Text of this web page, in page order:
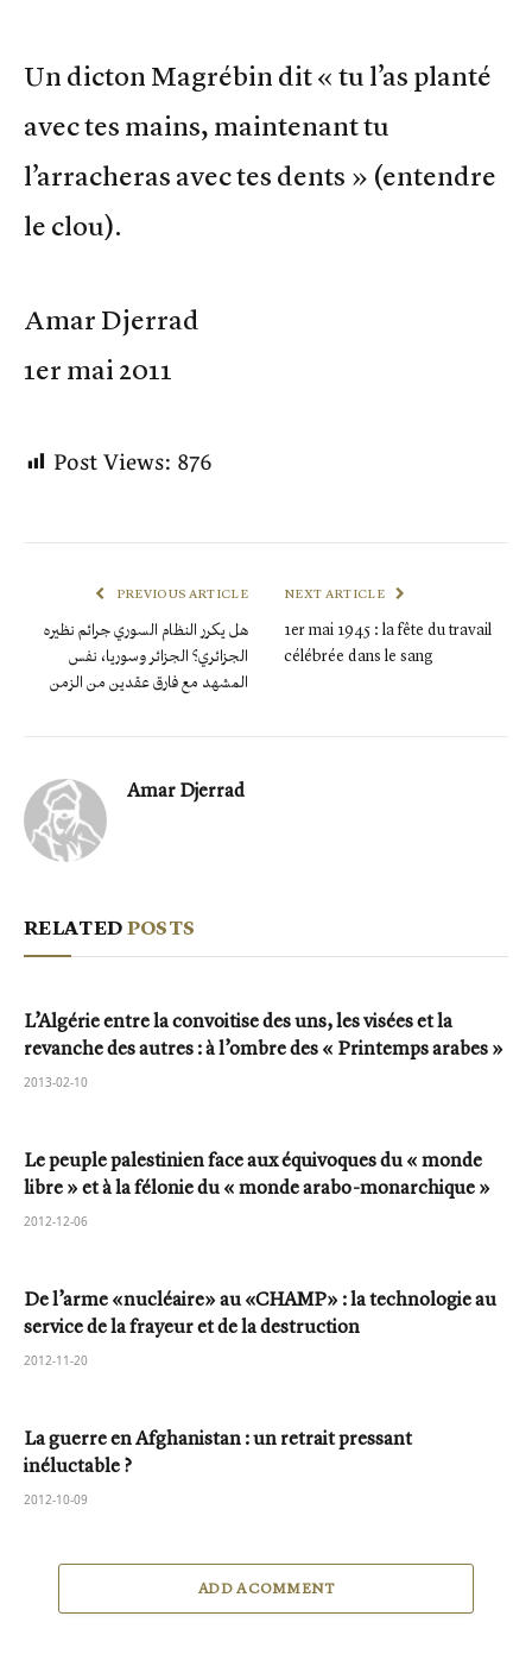
Un dicton Magrébin dit « tu l’as planté
avec tes mains, maintenant tu
l’arracheras avec tes dents » (entendre
le clou).
Amar Djerrad
1er mai 2011
Post Views: 876
PREVIOUS ARTICLE
هل يكرر النظام السوري جرائم نظيره
الجزائري؟ الجزائر وسوريا، نفس
المشهد مع فارق عقدين من الزمن
NEXT ARTICLE
1er mai 1945 : la fête du travail
célébrée dans le sang
Amar Djerrad
RELATEDPOSTS
L’Algérie entre la convoitise des uns, les visées et la
revanche des autres : à l’ombre des « Printemps arabes »
2013-02-10
Le peuple palestinien face aux équivoques du « monde
libre » et à la félonie du « monde arabo-monarchique »
2012-12-06
De l’arme «nucléaire» au «CHAMP» : la technologie au
service de la frayeur et de la destruction
2012-11-20
La guerre en Afghanistan : un retrait pressant
inéluctable ?
2012-10-09
ADD A COMMENT